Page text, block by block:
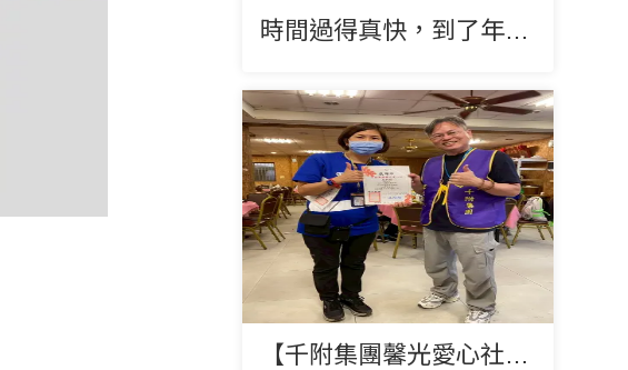
時間過得真快，到了年底感恩祝福的時刻
【千附集團馨光愛心社一日遊-花露休閒農場】